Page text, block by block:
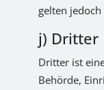
gelten
j) Dritter
Dritter ist
Behörde,